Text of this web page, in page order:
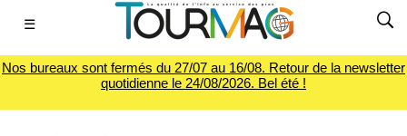
☰
Nos bureaux sont fermés du 27/07 au 16/08. Retour de la newsletter
quotidienne le 24/08/2026. Bel été !